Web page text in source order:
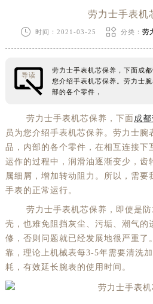
劳力士手表机
 时间：2021-03-25  分类：劳
导读
劳力士手表机芯保养，下面成
您介绍手表机芯保养。劳力士
部的各个零件，
劳力士手表机芯保养，下面 成
员为您介绍手表机芯保养。劳力士腕
品，内部的各个零件，在相互连接下
运作的过程中，润滑油逐渐变少，齿
属细屑，增加转动阻力。所以，需要
手表的正常运行。
劳力士手表机芯保养，即使是防
壳，也难免阻挡灰尘、污垢、潮气的
修，否则问题就已经发展地很严重了
靠，理论上机械表每3-5年需要清洗
耗，有效延长腕表的使用时间。